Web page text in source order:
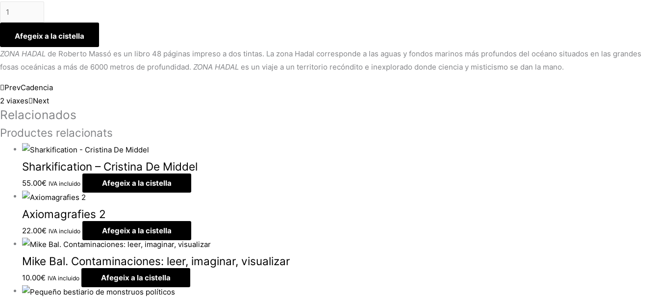
Afegeix a la cistella
ZONA HADAL de Roberto Massó es un libro 48 páginas impreso a dos tintas. La zona Hadal corresponde a las aguas y fondos marinos más profundos del océano situados en las grandes
fosas oceánicas a más de 6000 metros de profundidad. ZONA HADAL es un viaje a un territorio recóndito e inexplorado donde ciencia y misticismo se dan la mano.
PrevCadencia
2 viaxes Next
Relacionados
Productes relacionats
Sharkification – Cristina De Middel
55.00€ IVA incluido Afegeix a la cistella
Axiomagrafies 2
22.00€ IVA incluido Afegeix a la cistella
Mike Bal. Contaminaciones: leer, imaginar, visualizar
10.00€ IVA incluido Afegeix a la cistella